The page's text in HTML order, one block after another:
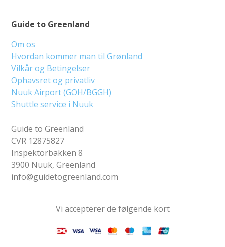
Guide to Greenland
Om os
Hvordan kommer man til Grønland
Vilkår og Betingelser
Ophavsret og privatliv
Nuuk Airport (GOH/BGGH)
Shuttle service i Nuuk
Guide to Greenland
CVR 12875827
Inspektorbakken 8
3900 Nuuk, Greenland
info@guidetogreenland.com
Vi accepterer de følgende kort